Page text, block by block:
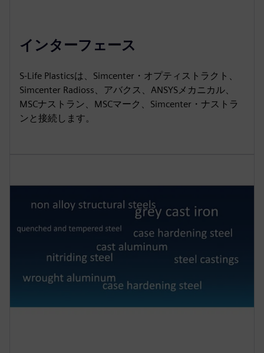
インターフェース
S-Life Plasticsは、Simcenter・オプティストラクト、
Simcenter Radioss、アバクス、ANSYSメカニカル、
MSCナストラン、MSCマーク、Simcenter・ナストラ
ンと接続します。